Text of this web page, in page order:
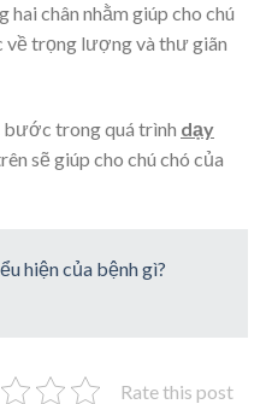
hai chân nhằm giúp cho chú
về trọng lượng và thư giãn
bước trong quá trình dạy
sẽ giúp cho chú chó của
hiện của bệnh gì?
Rate this post